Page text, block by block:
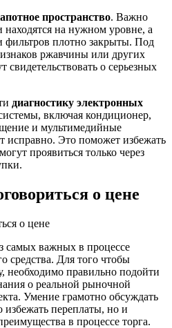
пространство. Важно
находятся на нужном уровне, а
фильтров плотно закрыты. Под
ржавчины или других
о серьезных
диагностику электронных
включая кондиционер,
и мультимедийные
исправно. Это поможет избежать
проявиться только через
о цене
самых важных в процессе
средства. Для того чтобы
необходимо правильно подойти
о реальной рыночной
Умение грамотно обсуждать
переплаты, но и
в процессе торга.